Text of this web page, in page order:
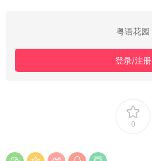
粤语花园
登录/注册
0